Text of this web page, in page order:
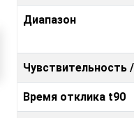
Диапазон
Чувствительность
Время отклика t90